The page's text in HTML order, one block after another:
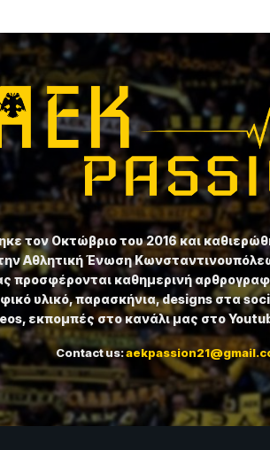
τον Οκτώβριο του 2016 και
Αθλητική Ένωση
προσφέρονται καθημερινή
υλικό, παρασκήνια, designs στα
εκπομπές στο κανάλι μας στο
Contact us: